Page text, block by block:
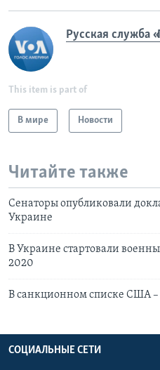
Русская служба
This item is part of
В мире Новости
Читайте также
Сенаторы опубликовали
Украине
В Украине стартовали
2020
В санкционном списке США
СОЦИАЛЬНЫЕ СЕТИ